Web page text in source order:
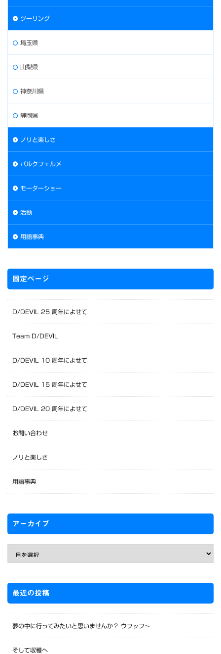
ツーリング
埼玉県
山梨県
神奈川県
静岡県
ノリと楽しさ
パルクフェルメ
モーターショー
活動
用語事典
固定ページ
D/DEVIL 25 周年によせて
Team D/DEVIL
D/DEVIL 10 周年によせて
D/DEVIL 15 周年によせて
D/DEVIL 20 周年によせて
お問い合わせ
ノリと楽しさ
用語事典
アーカイブ
最近の投稿
夢の中に行ってみたいと思いませんか？ ウフッフ～
そして収穫へ